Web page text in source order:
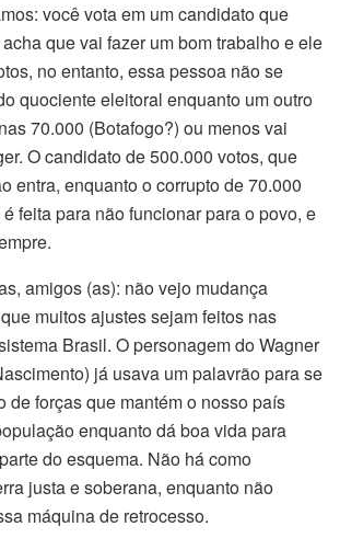
você vota em um candidato que
que vai fazer um bom trabalho e ele
no entanto, essa pessoa não se
quociente eleitoral enquanto um outro
70.000 (Botafogo?) ou menos vai
O candidato de 500.000 votos, que
entra, enquanto o corrupto de 70.000
feita para não funcionar para o povo, e
amigos (as): não vejo mudança
muitos ajustes sejam feitos nas
Brasil. O personagem do Wagner
já usava um palavrão para se
de forças que mantém o nosso país
enquanto dá boa vida para
do esquema. Não há como
justa e soberana, enquanto não
máquina de retrocesso.